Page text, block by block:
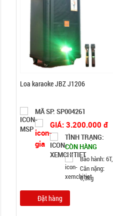
Loa karaoke JBZ J1206
MÃ SP: SP004261
GIÁ: 3.200.000 đ
TÌNH TRẠNG:
CÒN HÀNG
Bảo hành: 6T,
Cân nặng:
0,3kg
Đặt hàng